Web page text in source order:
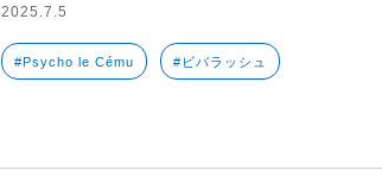
2025.7.5
#Psycho le Cému #ビバラッシュ